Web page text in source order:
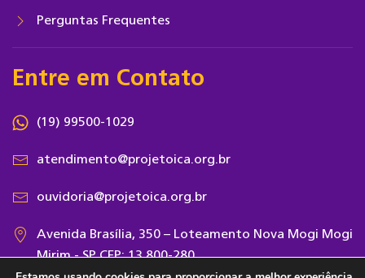
Perguntas Frequentes
Entre em Contato
(19) 99500-1029
atendimento@projetoica.org.br
ouvidoria@projetoica.org.br
Avenida Brasília, 350 – Loteamento Nova Mogi Mogi
Mirim - SP CEP: 13.800-280